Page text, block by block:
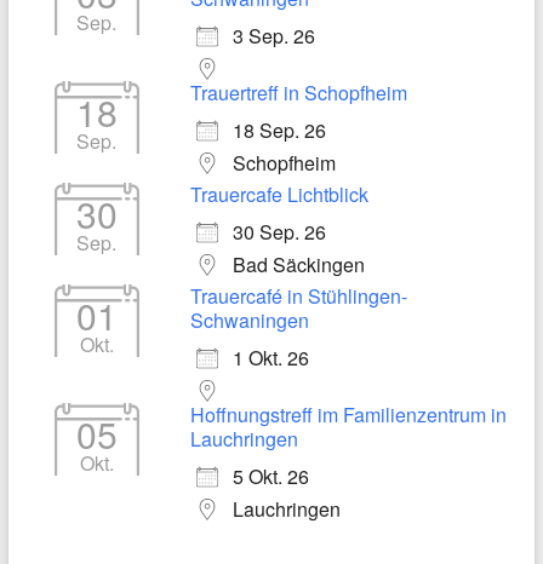
Sep.
3 Sep. 26
18
Sep.
Trauertreff in Schopfheim
18 Sep. 26
Schopfheim
30
Sep.
Trauercafe Lichtblick
30 Sep. 26
Bad Säckingen
01
Okt.
Trauercafé in Stühlingen-
Schwaningen
1 Okt. 26
05
Okt.
Hoffnungstreff im Familienzentrum in
Lauchringen
5 Okt. 26
Lauchringen